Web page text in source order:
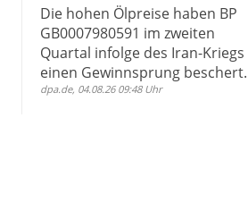
Die hohen Ölpreise haben BP
GB0007980591 im zweiten
Quartal infolge des Iran-Kriegs
einen Gewinnsprung beschert.
dpa.de, 04.08.26 09:48 Uhr